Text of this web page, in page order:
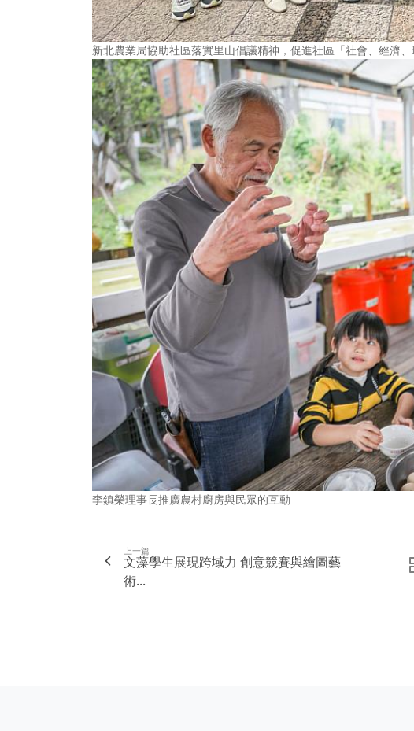
新北農業局協助社區落實里山倡議精神，促進社區「社會、經濟
李鎮榮理事長推廣農村廚房與民眾的互動
上一篇
文藻學生展現跨域力 創意競賽與繪圖藝
術...